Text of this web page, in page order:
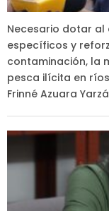
Necesario dotar
específicos y
contaminación, la
pesca ilícita en
Frinné Azuara